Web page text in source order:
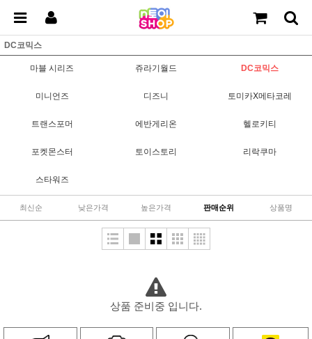
DC코믹스
마블 시리즈 쥬라기월드 DC코믹스
미니언즈 디즈니 토미카Ⅹ메타코레
트랜스포머 에반게리온 헬로키티
포켓몬스터 토이스토리 리락쿠마
스타워즈
최신순 낮은가격 높은가격 판매순위 상품명
상품 준비중 입니다.